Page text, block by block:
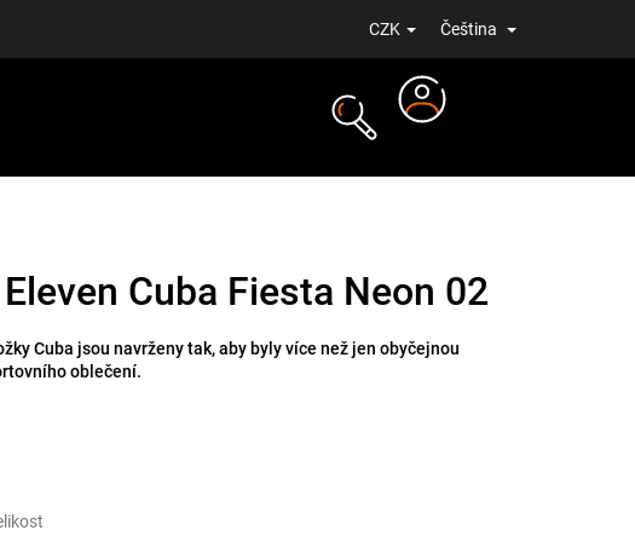
CZK Čeština
Cuba Fiesta Neon 02
Cuba jsou navrženy tak, aby byly více než jen obyčejnou
oblečení.